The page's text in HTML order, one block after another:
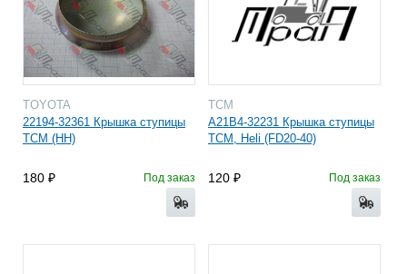
TOYOTA
22194-32361 Крышка ступицы
TCM (HH)
180 Под заказ
TCM
A21B4-32231 Крышка ступицы
TCM, Heli (FD20-40)
120 Под заказ